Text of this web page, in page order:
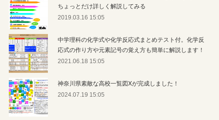
ちょっとだけ詳しく解説してみる
2019.03.16 15:05
中学理科の化学式や化学反応式まとめテスト付。化学反
応式の作り方や元素記号の覚え方も簡単に解説します！
2021.06.18 15:05
神奈川県素敵な高校一覧図Xが完成しました！
2024.07.19 15:05